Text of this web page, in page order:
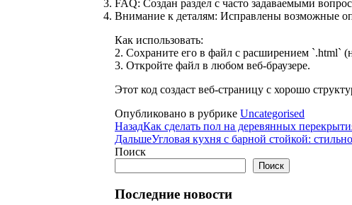
FAQ: Создан раздел с часто задаваемыми
Внимание к деталям: Исправлены возможные
Как использовать:
2. Сохраните его в файл с расширением `.html`
3. Откройте файл в любом веб-браузере.
Этот код создаст веб-страницу с хорошо
Опубликовано в рубрике Uncategorised
НазадКак сделать пол на деревянных
ДальшеУгловая кухня с барной стойкой:
Поиск
Поиск
Последние новости